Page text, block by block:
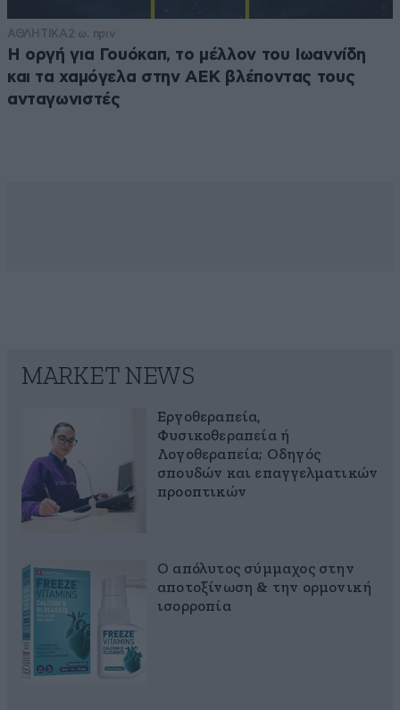
ΑΘΛΗΤΙΚΑ 2 ω. πριν
Η οργή για Γουόκαπ, το μέλλον του Ιωαννίδη
και τα χαμόγελα στην ΑΕΚ βλέποντας τους
ανταγωνιστές
MARKET NEWS
Εργοθεραπεία,
Φυσικοθεραπεία ή
Λογοθεραπεία; Οδηγός
σπουδών και επαγγελματικών
προοπτικών
Ο απόλυτος σύμμαχος στην
αποτοξίνωση & την ορμονική
ισορροπία